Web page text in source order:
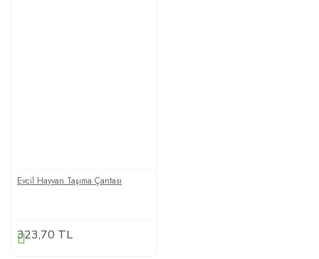
Evcil Hayvan Taşıma Çantası
323,70 TL